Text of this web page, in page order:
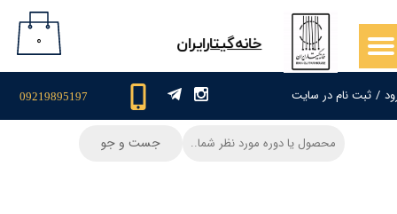
/ ثبت نام در سایت
حساب کاربری من
سفارشات
09219895197
​خانه‌گیتار‌ایران ۰
جست و جو